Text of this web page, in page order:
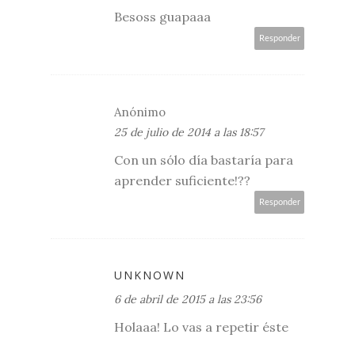
Besoss guapaaa
Responder
Anónimo
25 de julio de 2014 a las 18:57
Con un sólo día bastaría para
aprender suficiente!??
Responder
UNKNOWN
6 de abril de 2015 a las 23:56
Holaaa! Lo vas a repetir éste